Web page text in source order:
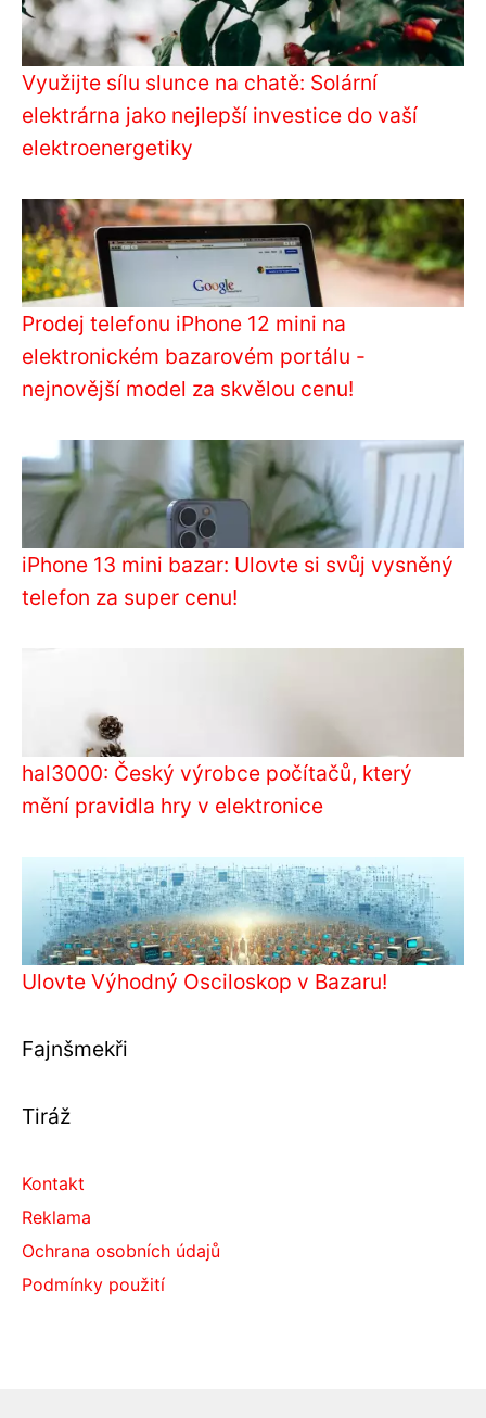
Využijte sílu slunce na chatě: Solární
elektrárna jako nejlepší investice do vaší
elektroenergetiky
Prodej telefonu iPhone 12 mini na
elektronickém bazarovém portálu -
nejnovější model za skvělou cenu!
iPhone 13 mini bazar: Ulovte si svůj vysněný
telefon za super cenu!
hal3000: Český výrobce počítačů, který
mění pravidla hry v elektronice
Ulovte Výhodný Osciloskop v Bazaru!
Fajnšmekři
Tiráž
Kontakt
Reklama
Ochrana osobních údajů
Podmínky použití